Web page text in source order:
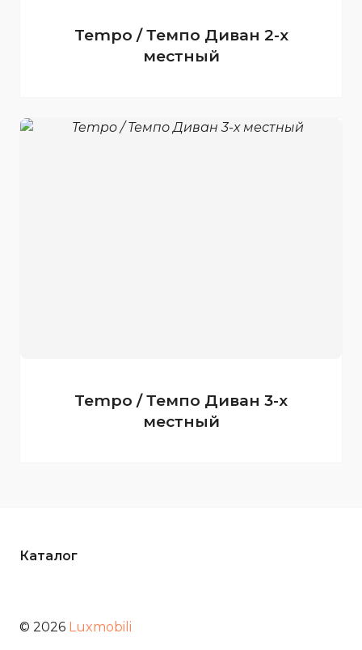
Tempo / Темпо Диван 2-х
местный
Tempo / Темпо Диван 3-х
местный
Каталог
© 2026 Luxmobili